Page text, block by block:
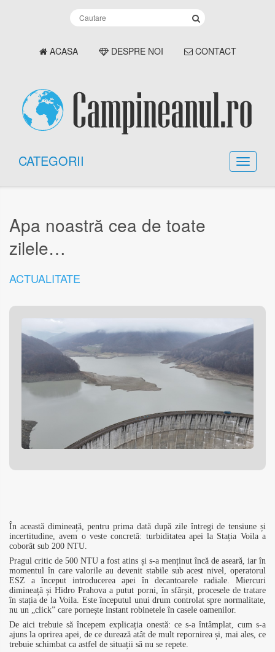
ACASA DESPRE NOI CONTACT
CATEGORII
Apa noastră cea de toate
zilele…
ACTUALITATE
În această dimineață, pentru prima dată după zile întregi de tensiune și
incertitudine, avem o veste concretă: turbiditatea apei la Stația Voila a
coborât sub 200 NTU.
Pragul critic de 500 NTU a fost atins și s-a menținut încă de aseară, iar în
momentul în care valorile au devenit stabile sub acest nivel, operatorul
ESZ a început introducerea apei în decantoarele radiale. Miercuri
dimineață și Hidro Prahova a putut porni, în sfârșit, procesele de tratare
în stația de la Voila. Este începutul unui drum controlat spre normalitate,
nu un „click” care pornește instant robinetele în casele oamenilor.
De aici trebuie să începem explicația onestă: ce s-a întâmplat, cum s-a
ajuns la oprirea apei, de ce durează atât de mult repornirea și, mai ales, ce
trebuie schimbat ca astfel de situații să nu se repete.